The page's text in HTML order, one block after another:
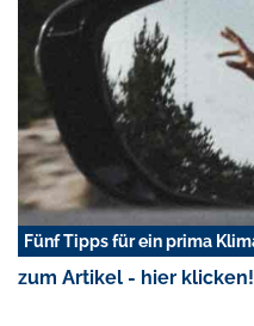
Fünf Tipps für ein prima
zum Artikel - hier klicken!